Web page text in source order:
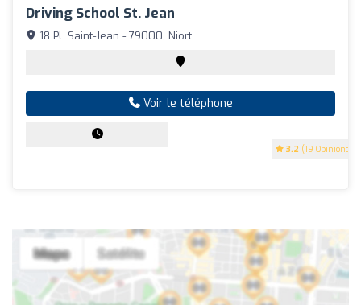
Driving School St. Jean
3.2 (19 Opinions)
18 Pl. Saint-Jean - 79000, Niort
Voir le téléphone